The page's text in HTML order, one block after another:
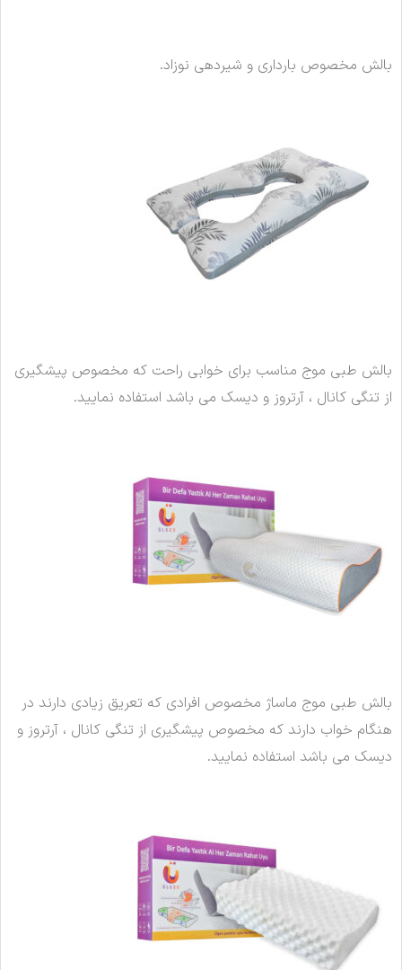
بالش مخصوص بارداری و شیردهی نوزاد.
بالش طبی موج مناسب برای خوابی راحت که مخصوص پیشگیری
از تنگی کانال ، آرتروز و دیسک می باشد استفاده نمایید.
بالش طبی موج ماساژ مخصوص افرادی که تعریق زیادی دارند در
هنگام خواب دارند که مخصوص پیشگیری از تنگی کانال ، آرتروز و
دیسک می باشد استفاده نمایید.